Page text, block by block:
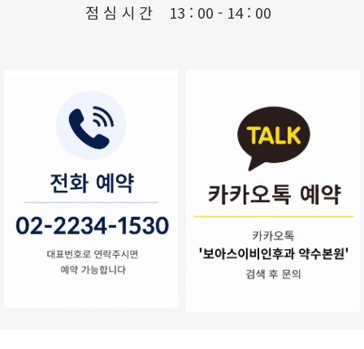
점 심 시 간 13 : 00 - 14 : 00